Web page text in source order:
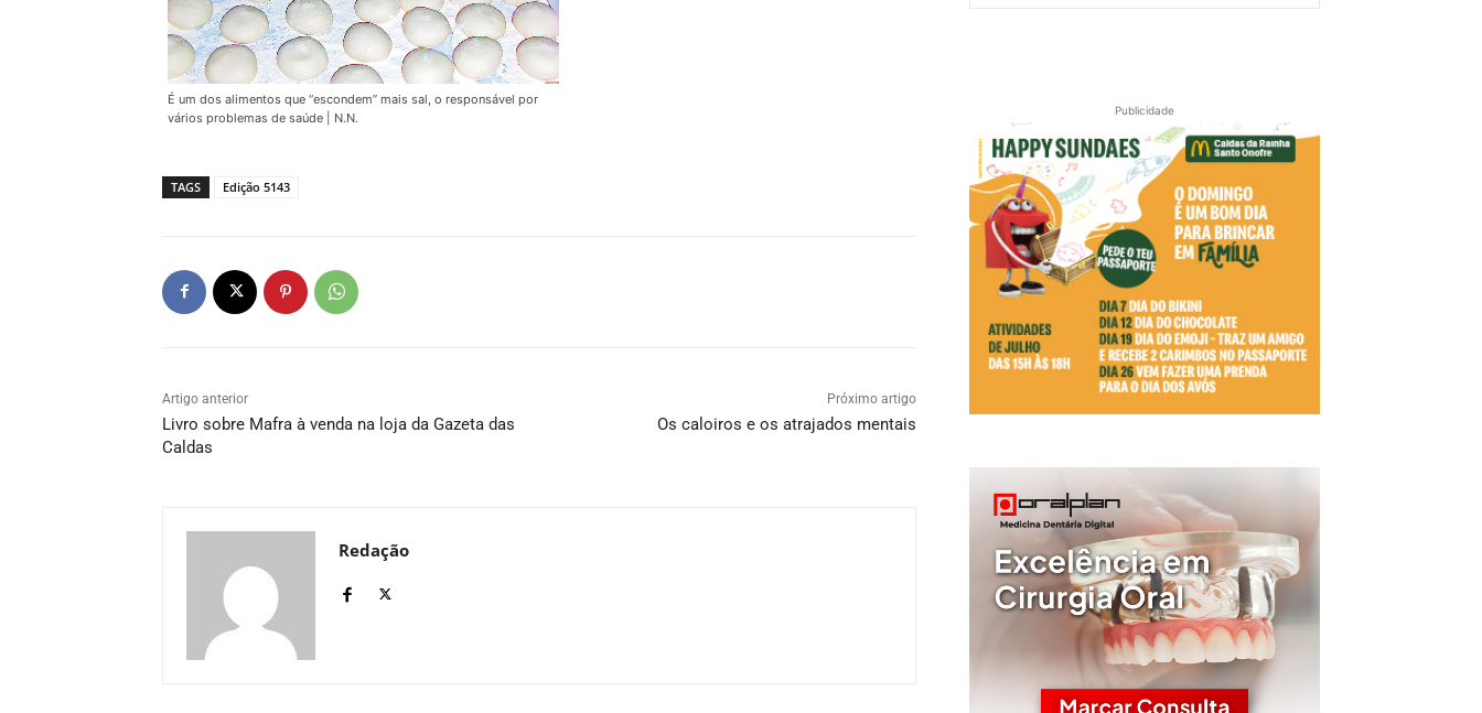
É um dos alimentos que “escondem” mais sal, o responsável por
vários problemas de saúde | N.N.
TAGS Edição 5143
Artigo anterior
Livro sobre Mafra à venda na loja da Gazeta das
Caldas
Próximo artigo
Os caloiros e os atrajados mentais
Redação
Publicidade